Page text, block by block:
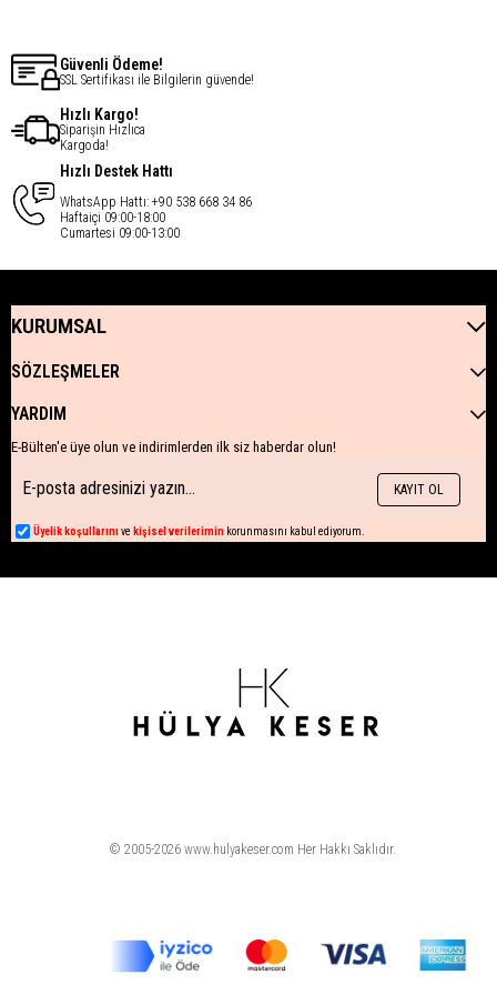
Güvenli Ödeme!
SSL Sertifikası ile Bilgilerin güvende!
Hızlı Kargo!
Siparişin Hızlıca
Kargoda!
Hızlı Destek Hattı
WhatsApp Hattı: +90 538 668 34 86
Haftaiçi 09:00-18:00
Cumartesi 09:00-13:00
KURUMSAL
SÖZLEŞMELER
YARDIM
E-Bülten'e üye olun ve indirimlerden ilk siz haberdar olun!
KAYIT OL
Üyelik koşullarını ve kişisel verilerimin korunmasını kabul ediyorum.
© 2005-2026 www.hulyakeser.com Her Hakkı Saklıdır.